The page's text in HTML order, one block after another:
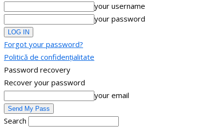
your username
your password
Forgot your password?
Politică de confidențialitate
Password recovery
Recover your password
your email
Search